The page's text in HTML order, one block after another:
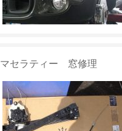
マセラティー 窓修理